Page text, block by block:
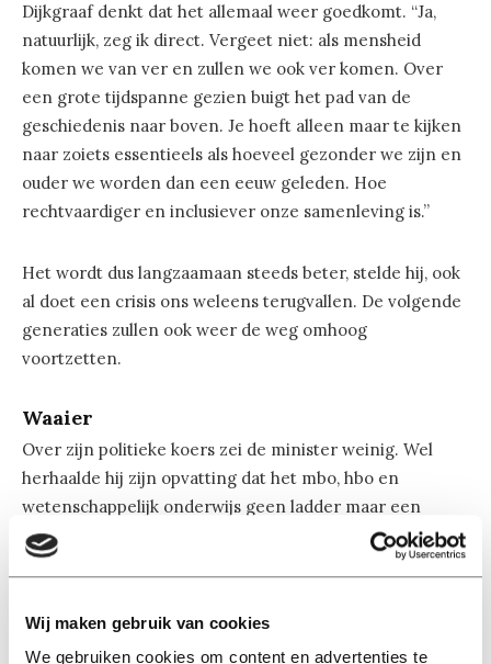
Wij maken gebruik van cookies
We gebruiken cookies om content en advertenties te
Dijkgraaf denkt dat het allemaal weer goedkomt. “Ja,
natuurlijk, zeg ik direct. Vergeet niet: als mensheid
komen we van ver en zullen we ook ver komen. Over
een grote tijdspanne gezien buigt het pad van de
geschiedenis naar boven. Je hoeft alleen maar te kijken
naar zoiets essentieels als hoeveel gezonder we zijn en
ouder we worden dan een eeuw geleden. Hoe
rechtvaardiger en inclusiever onze samenleving is.”
Het wordt dus langzaamaan steeds beter, stelde hij, ook
al doet een crisis ons weleens terugvallen. De volgende
generaties zullen ook weer de weg omhoog
voortzetten.
Waaier
Over zijn politieke koers zei de minister weinig. Wel
herhaalde hij zijn opvatting dat het mbo, hbo en
wetenschappelijk onderwijs geen ladder maar een
waaier vormen en dat ze eigenlijk niet strikt gescheiden
zouden moeten zijn. “Ik sta hier vandaag bij de opening
maar ik had deze boodschap net zo goed op een mbo-
instelling of hogeschool kunnen uitspreken.”